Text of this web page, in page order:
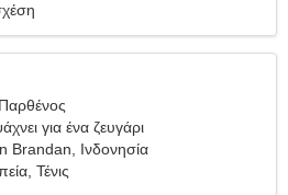
για ένα ζευγάρι
Brandan, Ινδονησία
Τένις